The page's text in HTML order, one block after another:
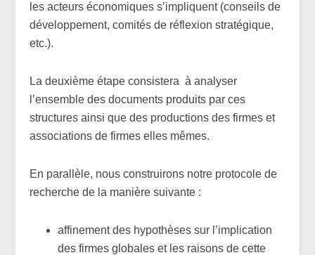
les acteurs économiques s’impliquent (conseils de
développement, comités de réflexion stratégique,
etc.).
La deuxième étape consistera à analyser
l’ensemble des documents produits par ces
structures ainsi que des productions des firmes et
associations de firmes elles mêmes.
En parallèle, nous construirons notre protocole de
recherche de la manière suivante :
affinement des hypothèses sur l’implication
des firmes globales et les raisons de cette